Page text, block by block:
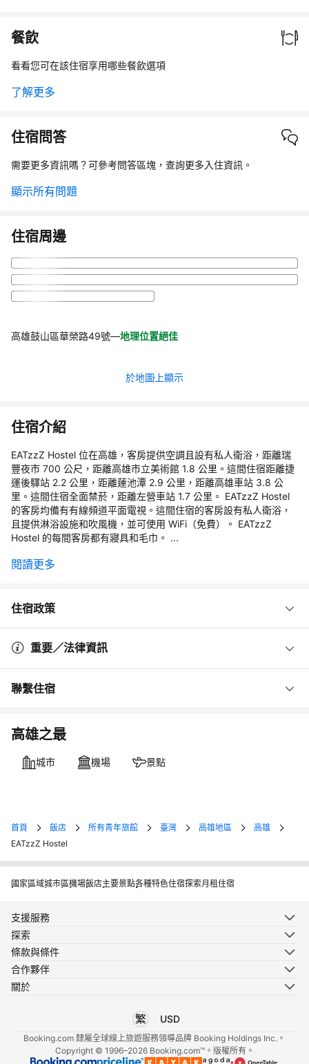
餐飲
看看您可在該住宿享用哪些餐飲選項
了解更多
住宿問答
需要更多資訊嗎？可參考問答區塊，查詢更多入住資訊。
顯示所有問題
住宿周邊
高雄鼓山區華榮路49號—地理位置絕佳
於地圖上顯示
住宿介紹
EATzzZ Hostel 位在高雄，客房提供空調且設有私人衛浴，距離瑞
豐夜市 700 公尺，距離高雄市立美術館 1.8 公里。這間住宿距離捷
運後驛站 2.2 公里，距離蓮池潭 2.9 公里，距離高雄車站 3.8 公
里。這間住宿全面禁菸，距離左營車站 1.7 公里。 EATzzZ Hostel
的客房均備有有線頻道平面電視。這間住宿的客房設有私人衛浴，
且提供淋浴設施和吹風機，並可使用 WiFi（免費）。 EATzzZ
Hostel 的每間客房都有寢具和毛巾。 ...
閱讀更多
住宿政策
重要／法律資訊
聯繫住宿
高雄之最
城市 機場 景點
首頁 飯店 所有青年旅館 臺灣 高雄地區
高雄
EATzzZ Hostel
國家區域城市區機場飯店主要景點各種特色住宿探索月租住宿
支援服務
探索
條款與條件
合作夥伴
關於
選擇您使用的語言
USD
選擇您使用的貨幣
Booking.com 隸屬全球線上旅遊服務領導品牌 Booking Holdings Inc.。
Copyright © 1996–2026 Booking.com™。版權所有。